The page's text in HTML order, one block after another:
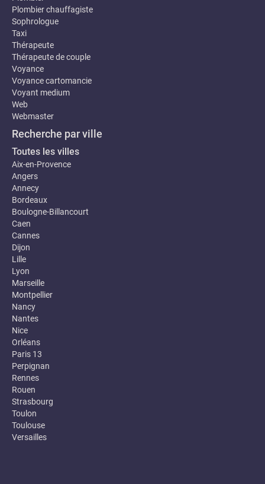
Plombier chauffagiste
Sophrologue
Taxi
Thérapeute
Thérapeute de couple
Voyance
Voyance cartomancie
Voyant medium
Web
Webmaster
Recherche par ville
Toutes les villes
Aix-en-Provence
Angers
Annecy
Bordeaux
Boulogne-Billancourt
Caen
Cannes
Dijon
Lille
Lyon
Marseille
Montpellier
Nancy
Nantes
Nice
Orléans
Paris 13
Perpignan
Rennes
Rouen
Strasbourg
Toulon
Toulouse
Versailles